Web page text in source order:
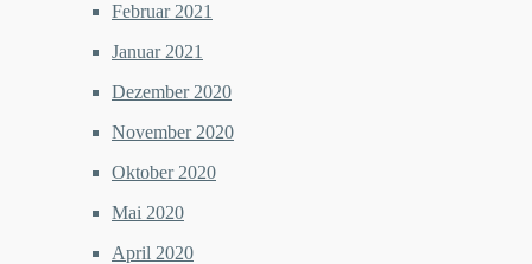
Februar 2021
Januar 2021
Dezember 2020
November 2020
Oktober 2020
Mai 2020
April 2020